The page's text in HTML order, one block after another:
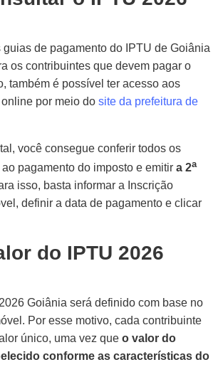
guias de pagamento do IPTU de Goiânia
os contribuintes que devem pagar o
também é possível ter acesso aos
por meio do site da prefeitura de
você consegue conferir todos os
pagamento do imposto e emitir a 2a
isso, basta informar a Inscrição
definir a data de pagamento e clicar
do IPTU 2026
Goiânia será definido com base no
Por esse motivo, cada contribuinte
único, uma vez que o valor do
conforme as características do